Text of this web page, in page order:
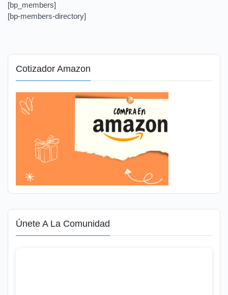
[bp_members]
[bp-members-directory]
Cotizador Amazon
Únete A La Comunidad